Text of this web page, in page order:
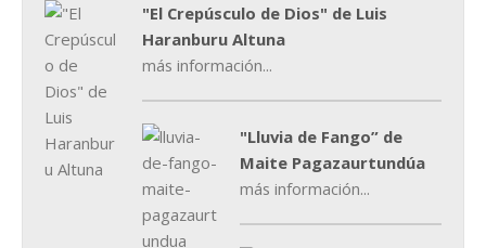
"El Crepúsculo de Dios" de Luis
Haranburu Altuna
más información...
"Lluvia de Fango” de
Maite Pagazaurtundúa
más información...